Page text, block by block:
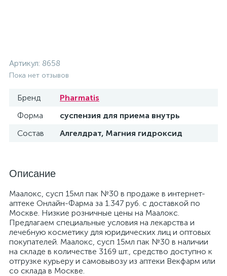
Артикул: 8658
Пока нет отзывов
Бренд
Pharmatis
Форма
суспензия для приема внутрь
Состав
Алгелдрат, Магния гидроксид
Описание
Маалокс, сусп 15мл пак №30 в продаже в интернет-
аптеке Онлайн-Фарма за 1.347 руб. с доставкой по
Москве. Низкие розничные цены на Маалокс.
Предлагаем специальные условия на лекарства и
лечебную косметику для юридических лиц и оптовых
покупателей. Маалокс, сусп 15мл пак №30 в наличии
на складе в количестве 3169 шт., средство доступно к
отгрузке курьеру и самовывозу из аптеки Векфарм или
со склада в Москве.